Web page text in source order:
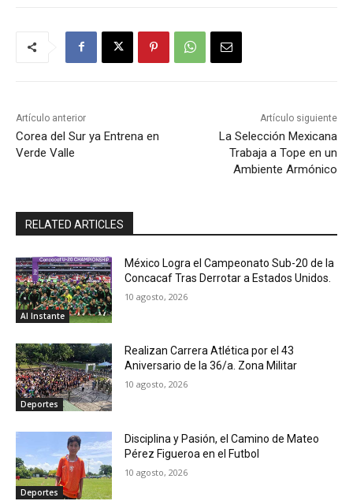
Artículo anterior
Corea del Sur ya Entrena en
Verde Valle
Artículo siguiente
La Selección Mexicana
Trabaja a Tope en un
Ambiente Armónico
RELATED ARTICLES
Al Instante
México Logra el Campeonato Sub-20 de la
Concacaf Tras Derrotar a Estados Unidos.
10 agosto, 2026
Deportes
Realizan Carrera Atlética por el 43
Aniversario de la 36/a. Zona Militar
10 agosto, 2026
Deportes
Disciplina y Pasión, el Camino de Mateo
Pérez Figueroa en el Futbol
10 agosto, 2026